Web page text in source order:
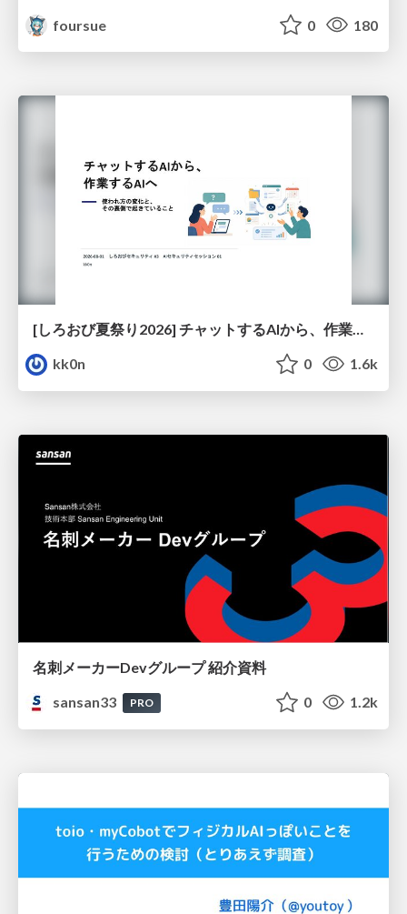
foursue
0 180
[しろおび夏祭り2026] チャットするAIから、作業するAIへ - 使われ方の変化と、その裏側で起きていること
kk0n
0 1.6k
名刺メーカーDevグループ 紹介資料
sansan33
PRO 0 1.2k